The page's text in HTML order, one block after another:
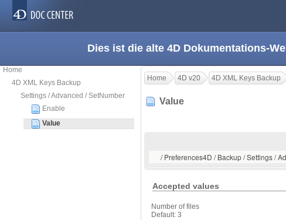
Dies ist die alte 4D Dokumentations-
Home
4D XML Keys Backup
Settings / Advanced / SetNumber
Enable
Value
Home 4D v20 4D XML Keys Backup
Value
/ Preferences4D / Backup / Settings /
Accepted values
Number of files
Default: 3